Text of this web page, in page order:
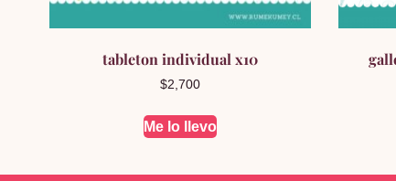
tableton individual x10
$2,700
Me lo llevo